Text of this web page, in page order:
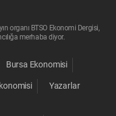
organı BTSO Ekonomi Dergisi,
merhaba diyor.
Bursa Ekonomisi
Yazarlar